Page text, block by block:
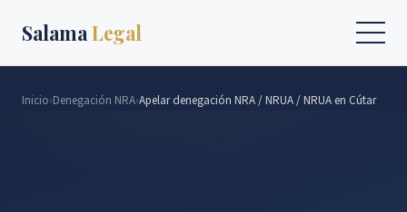
Salama Legal
Inicio›Denegación NRA›Apelar denegación NRA / NRUA / NRUA en Cútar